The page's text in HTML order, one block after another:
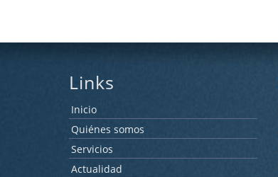
Links
Inicio
Quiénes somos
Servicios
Actualidad